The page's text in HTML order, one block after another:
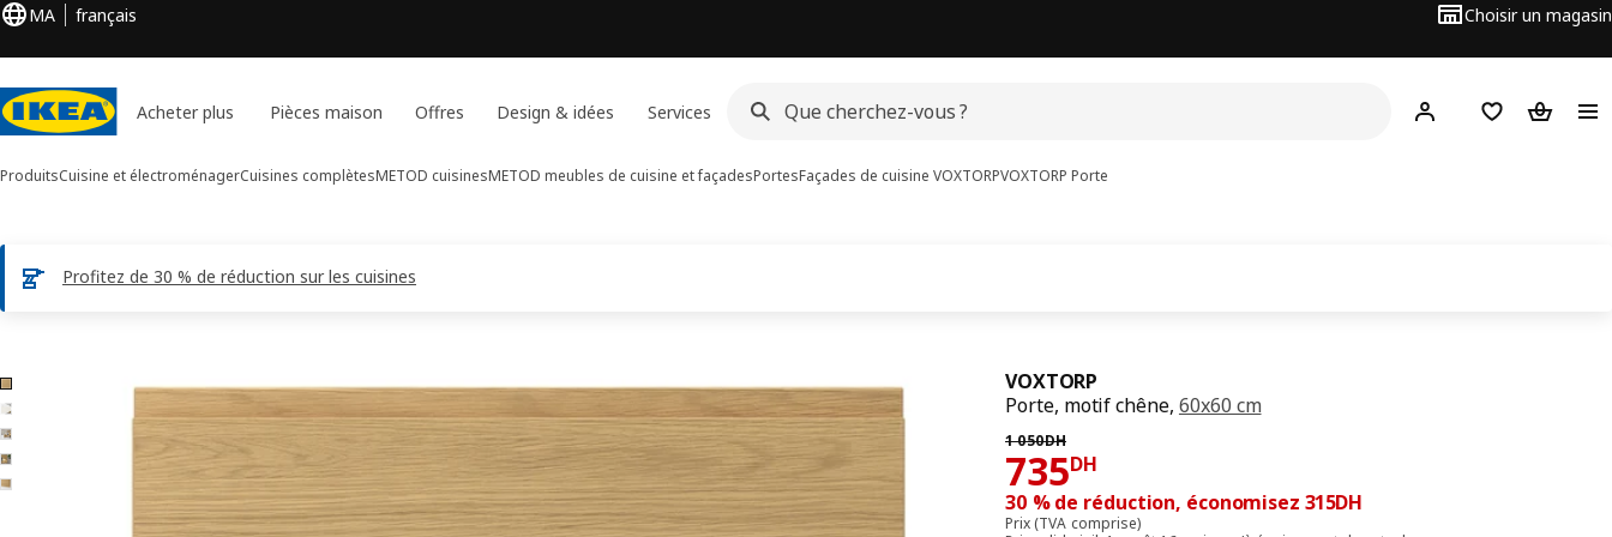
MA français Choisir un magasin
Acheter plus Pièces maison Offres Design & idées Services Hej ! Connectez-vous
FavorisPanier
ProduitsCuisine et électroménagerCuisines complètesMETOD cuisinesMETOD meubles de cuisine et façadesPortesFaçades de cuisine VOXTORPVOXTORP Porte
Profitez de 30 % de réduction sur les cuisines
Images de 5 VOXTORP
les images
VOXTORP
Porte, motif chêne, 60x60 cm
1 050DH
Prix précédent 1050DH
735DH
735DH
30 % de réduction, économisez 315DH
Prix (TVA comprise)